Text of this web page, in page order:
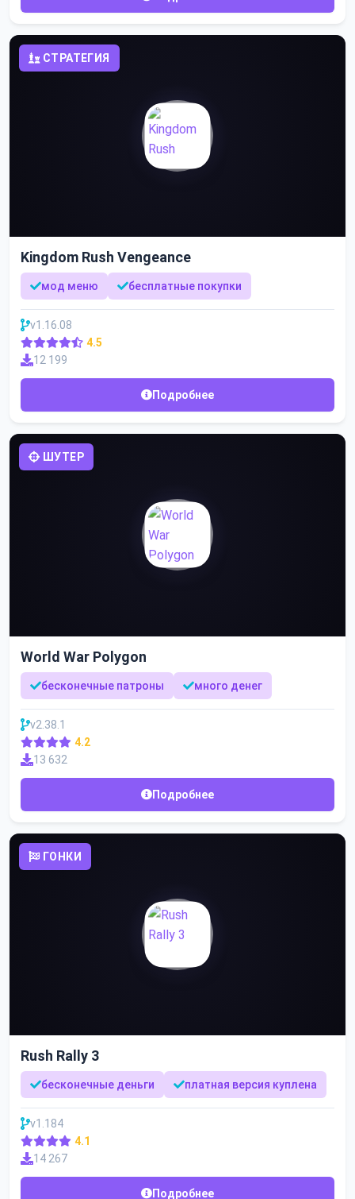
СТРАТЕГИЯ
Kingdom Rush Vengeance
мод меню бесплатные покупки
v1.16.08
4.5
12 199
Подробнее
ШУТЕР
World War Polygon
бесконечные патроны много денег
v2.38.1
4.2
13 632
Подробнее
ГОНКИ
Rush Rally 3
бесконечные деньги платная версия куплена
v1.184
4.1
14 267
Подробнее